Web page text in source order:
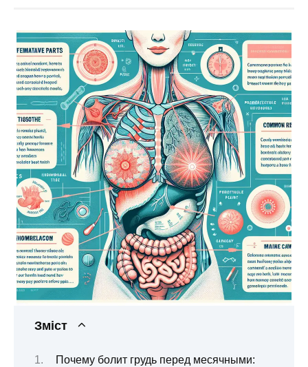
Зміст
Почему болит грудь перед месячными: